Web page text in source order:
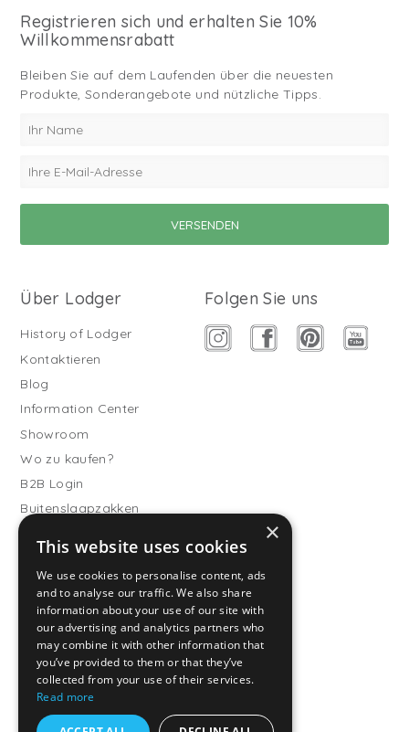
Registrieren sich und erhalten Sie 10%
Willkommensrabatt
Bleiben Sie auf dem Laufenden über die neuesten
Produkte, Sonderangebote und nützliche Tipps.
Über Lodger
History of Lodger
Kontaktieren
Blog
Information Center
Showroom
Wo zu kaufen?
B2B Login
Buitenslaapzakken
Kundendienst
Häufig gestellte Fragen
Versand & Lieferung
Rückgabe
Zahlungsarten
Allgemeine
Geschäftsbedingungen
Folgen Sie uns
×
This website uses cookies
We use cookies to personalise content, ads
and to analyse our traffic. We also share
information about your use of our site with
our advertising and analytics partners who
may combine it with other information that
you’ve provided to them or that they’ve
collected from your use of their services.
Read more